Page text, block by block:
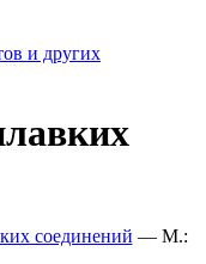
и других
соединений — М.: